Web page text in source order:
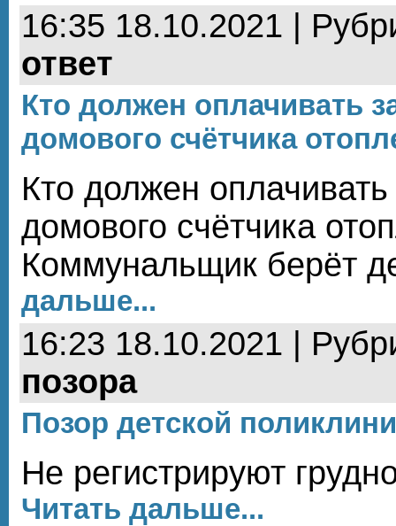
16:35 18.10.2021 |
ответ
Кто должен оплачивать
домового счётчика
Кто должен
домового счётчика
Коммунальщик берёт
дальше...
16:23 18.10.2021 |
позора
Позор детской
Не регистрируют
Читать дальше...